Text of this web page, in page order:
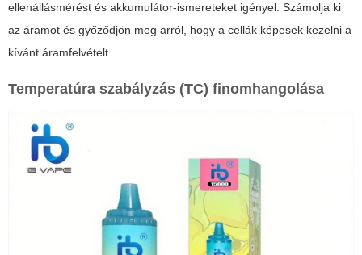
ellenállásmérést és akkumulátor-ismereteket igényel. Számolja ki
az áramot és győződjön meg arról, hogy a cellák képesek kezelni a
kívánt áramfelvételt.
Temperatúra szabályzás (TC) finomhangolása